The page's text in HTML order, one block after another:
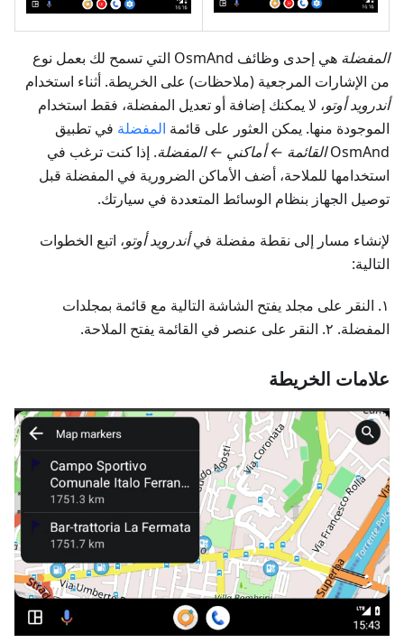
المفضلة
هي إحدى وظائف OsmAnd التي تسمح لك بعمل نوع
من الإشارات المرجعية (ملاحظات) على الخريطة. أثناء استخدام
أندرويد أوتو، لا يمكنك إضافة أو تعديل المفضلة، فقط استخدام
الموجودة منها. يمكن العثور على قائمة المفضلة في تطبيق
OsmAnd القائمة ← أماكني ← المفضلة. إذا كنت ترغب في
استخدامها للملاحة، أضف الأماكن الضرورية في المفضلة قبل
توصيل الجهاز بنظام الوسائط المتعددة في سيارتك.
لإنشاء مسار إلى نقطة مفضلة فيأندرويد أوتو، اتبع الخطوات
التالية:
١. النقر على مجلد يفتح الشاشة التالية مع قائمة بمجلدات
المفضلة. ٢. النقر على عنصر في القائمة يفتح الملاحة.
علامات الخريطة